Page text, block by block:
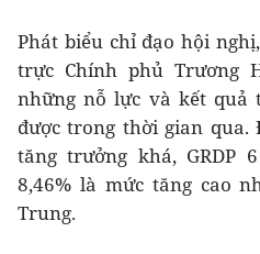
Phát biểu chỉ đạo hội
trực Chính phủ Trương
những nỗ lực và kết quả
được trong thời gian
tăng trưởng khá, GRDP
8,46% là mức tăng cao
Trung.